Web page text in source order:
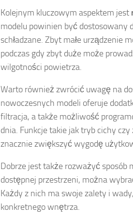
Kolejnym kluczowym aspektem jest
modelu powinien być dostosowany
schładzane. Zbyt małe urządzenie
podczas gdy zbyt duże może
wilgotności powietrza.
Warto również zwrócić uwagę na
nowoczesnych modeli oferuje
filtracja, a także możliwość
dnia. Funkcje takie jak tryb cichy
znacznie zwiększyć wygodę
Dobrze jest także rozważyć sposób
dostępnej przestrzeni, można
Każdy z nich ma swoje zalety i
konkretnego wnętrza.